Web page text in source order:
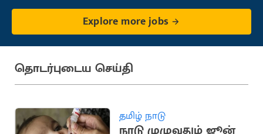
Explore more jobs
தொடர்புடைய செய்தி
தமிழ் நாடு